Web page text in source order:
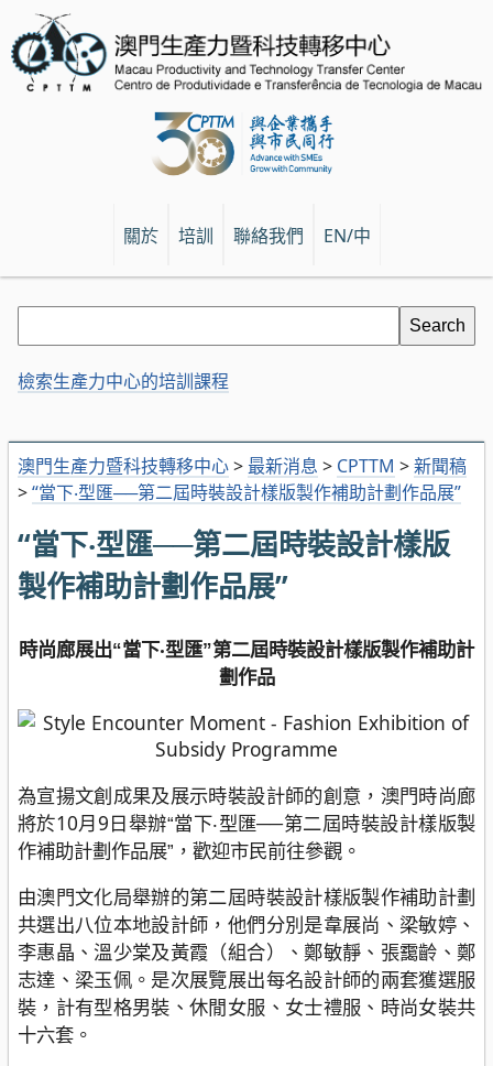
關於 培訓 聯絡我們 EN/中
澳門生產力暨科技轉移中心> 最新消息 > CPTTM >新聞稿
>“當下‧型匯──第二屆時裝設計樣版製作補助計劃作品展”
“當下‧型匯──第二屆時裝設計樣版
製作補助計劃作品展”
時尚廊展出“當下‧型匯”第二屆時裝設計樣版製作補助計
劃作品
為宣揚文創成果及展示時裝設計師的創意，澳門時尚廊
將於10月9日舉辦“當下‧型匯──第二屆時裝設計樣版製
作補助計劃作品展” ，歡迎市民前往參觀。
由澳門文化局舉辦的第二屆時裝設計樣版製作補助計劃
共選出八位本地設計師，他們分別是韋展尚、梁敏婷、
李惠晶、溫少棠及黃霞（組合）、鄭敏靜、張靄齡、鄭
志達、梁玉佩。是次展覽展出每名設計師的兩套獲選服
裝，計有型格男裝、休閒女服、女士禮服、時尚女裝共
十六套。
檢索生產力中心的培訓課程